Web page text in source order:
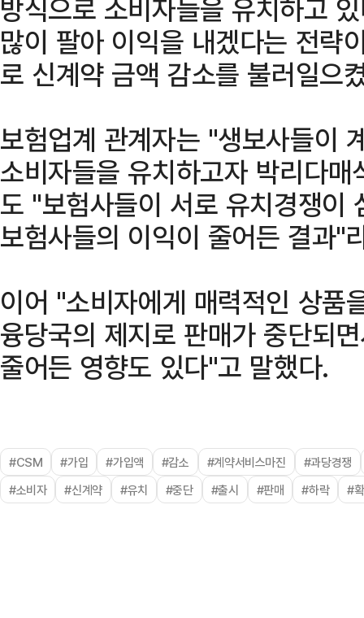
방식으로 소비자들을 유치하고
많이 팔아 이익을 내겠다는 전략
로 신계약 금액 감소를 불러일으
보험업계 관계자는 "생보사들이
소비자들을 유치하고자 박리다
도 "보험사들이 서로 유치경쟁이
보험사들의 이익이 줄어든 결과"
이어 "소비자에게 매력적인 상품
융당국의 제지로 판매가 중단되
줄어든 영향도 있다"고 말했다.
#CSM #가입 #가입액 #감소 #계약서비스마진
#과당경쟁
#소비자
#신계약 #유치 #중단 #출시 #판매 #하락 #